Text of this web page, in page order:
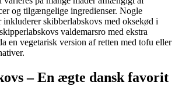
og tilgængelige ingredienser. Nogle
skibberlabskovs med oksekød i
valdemarsro med ekstra
en vegetarisk version af retten med tofu eller
– En ægte dansk favorit